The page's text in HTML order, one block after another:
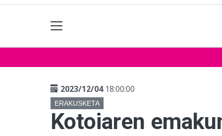
2023/12/0418:00:00
ERAKUSKETA
Kotoiaren